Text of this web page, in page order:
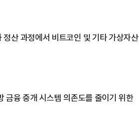
산 과정에서 비트코인 및 기타 가상자산
금융 중개 시스템 의존도를 줄이기 위한